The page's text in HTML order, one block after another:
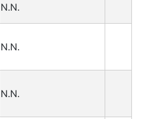
N.N.
N.N.
N.N.